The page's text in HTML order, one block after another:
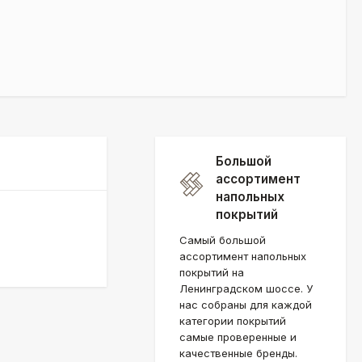
Большой
ассортимент
напольных
покрытий
Самый большой
ассортимент напольных
покрытий на
Ленинградском шоссе. У
нас собраны для каждой
категории покрытий
самые проверенные и
качественные бренды.